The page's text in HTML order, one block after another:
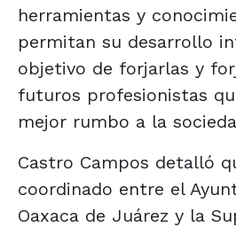
herramientas y
permitan su desarrollo
objetivo de forjarlas y
futuros profesionistas
mejor rumbo a la
Castro Campos detalló
coordinado entre el
Oaxaca de Juárez y la